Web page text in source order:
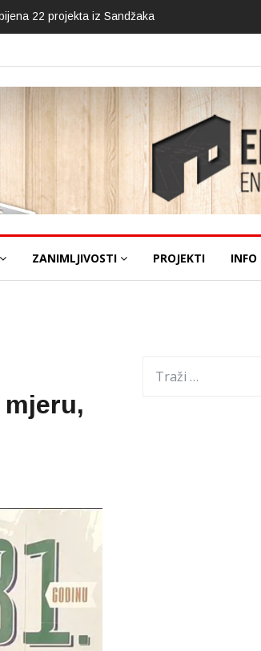
22 projekta iz Sandžaka
ZANIMLJIVOSTI PROJEKTI INFO